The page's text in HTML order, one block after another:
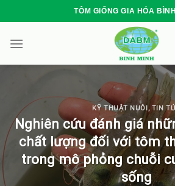
to
content
TÔM GIỐNG GIA HÓA
KỸ THUẬT NUÔI, TIN
Nghiên cứu đánh giá
chất lượng đối với tôm
trong mô phỏng chuỗi
sống